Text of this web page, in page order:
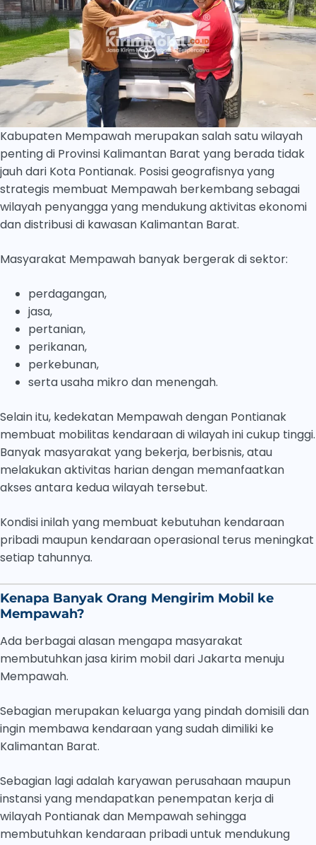
Kabupaten Mempawah merupakan salah satu wilayah
penting di Provinsi Kalimantan Barat yang berada tidak
jauh dari Kota Pontianak. Posisi geografisnya yang
strategis membuat Mempawah berkembang sebagai
wilayah penyangga yang mendukung aktivitas ekonomi
dan distribusi di kawasan Kalimantan Barat.
Masyarakat Mempawah banyak bergerak di sektor:
perdagangan,
jasa,
pertanian,
perikanan,
perkebunan,
serta usaha mikro dan menengah.
Selain itu, kedekatan Mempawah dengan Pontianak
membuat mobilitas kendaraan di wilayah ini cukup tinggi.
Banyak masyarakat yang bekerja, berbisnis, atau
melakukan aktivitas harian dengan memanfaatkan
akses antara kedua wilayah tersebut.
Kondisi inilah yang membuat kebutuhan kendaraan
pribadi maupun kendaraan operasional terus meningkat
setiap tahunnya.
Kenapa Banyak Orang Mengirim Mobil ke
Mempawah?
Ada berbagai alasan mengapa masyarakat
membutuhkan jasa kirim mobil dari Jakarta menuju
Mempawah.
Sebagian merupakan keluarga yang pindah domisili dan
ingin membawa kendaraan yang sudah dimiliki ke
Kalimantan Barat.
Sebagian lagi adalah karyawan perusahaan maupun
instansi yang mendapatkan penempatan kerja di
wilayah Pontianak dan Mempawah sehingga
membutuhkan kendaraan pribadi untuk mendukung